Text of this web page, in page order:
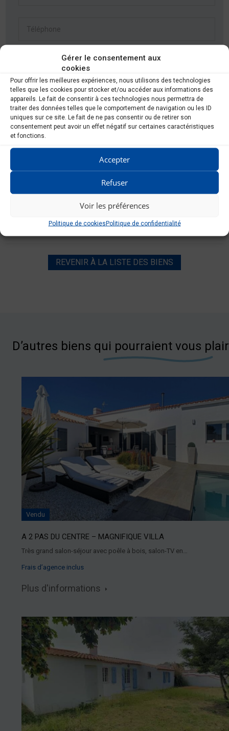
Gérer le consentement aux
cookies
Pour offrir les meilleures expériences, nous utilisons des technologies
telles que les cookies pour stocker et/ou accéder aux informations des
appareils. Le fait de consentir à ces technologies nous permettra de
traiter des données telles que le comportement de navigation ou les ID
uniques sur ce site. Le fait de ne pas consentir ou de retirer son
consentement peut avoir un effet négatif sur certaines caractéristiques
et fonctions.
Accepter
Refuser
Voir les préférences
Politique de cookiesPolitique de confidentialité
RGPD*
Je consens à ce que ce site stocke mes informations afin
qu\'ils puissent répondre à ma demande.
REVENIR À LA LISTE DES BIENS
D’autres biens qui pourraient vous
Vendu
A 2 PAS DU CENTRE – MAGNIFIQUE VILLA
Très grand salon-séjour avec poêle à bois, salon-TV en…
Frais d’agence inclus
Plus d'informations